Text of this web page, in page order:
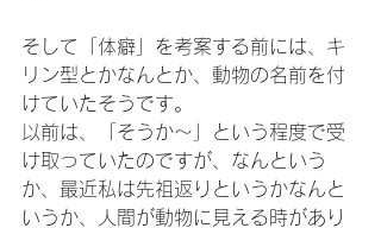
そして「体癖」を考案する前には、キ
リン型とかなんとか、動物の名前を付
けていたそうです。
以前は、「そうか～」という程度で受
け取っていたのですが、なんという
か、最近私は先祖返りというかなんと
いうか、人間が動物に見える時があり